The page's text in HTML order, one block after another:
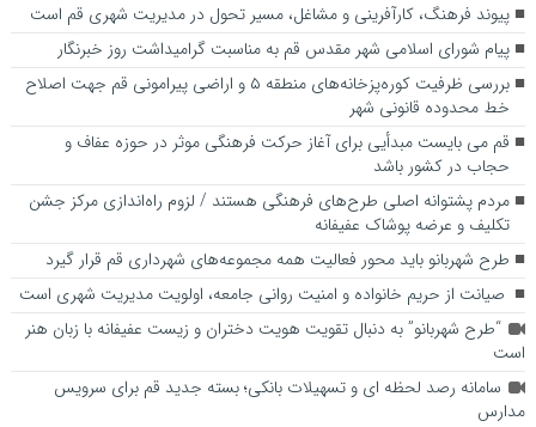
پیوند فرهنگ، کارآفرینی و مشاغل، مسیر تحول در مدیریت شهری قم است
پیام شورای اسلامی شهر مقدس قم به مناسبت گرامیداشت روز خبرنگار
بررسی ظرفیت کوره‌پزخانه‌های منطقه ۵ و اراضی پیرامونی قم جهت اصلاح
خط محدوده قانونی شهر
قم می بایست مبدأیی برای آغاز حرکت فرهنگی موثر در حوزه عفاف و
حجاب در کشور باشد
مردم پشتوانه اصلی طرح‌های فرهنگی هستند / لزوم راه‌اندازی مرکز جشن
تکلیف و عرضه پوشاک عفیفانه
طرح شهربانو باید محور فعالیت همه مجموعه‌های شهرداری قم قرار گیرد
صیانت از حریم خانواده و امنیت روانی جامعه، اولویت مدیریت شهری است
“طرح شهربانو” به دنبال تقویت هویت دختران و زیست عفیفانه با زبان هنر
است
سامانه رصد لحظه ای و تسهیلات بانکی؛ بسته جدید قم برای سرویس
مدارس